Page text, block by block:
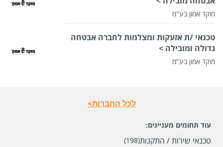
מוקד אמון בע"מ
טכנאי /ת אזעקות ומצלמות לחברה אבטחה
גדולה ומובילה >
מוקד אמון בע"מ
לכל החברות>
עוד תחומים מעניינים:
טכנאי שירות / התקנות(198)